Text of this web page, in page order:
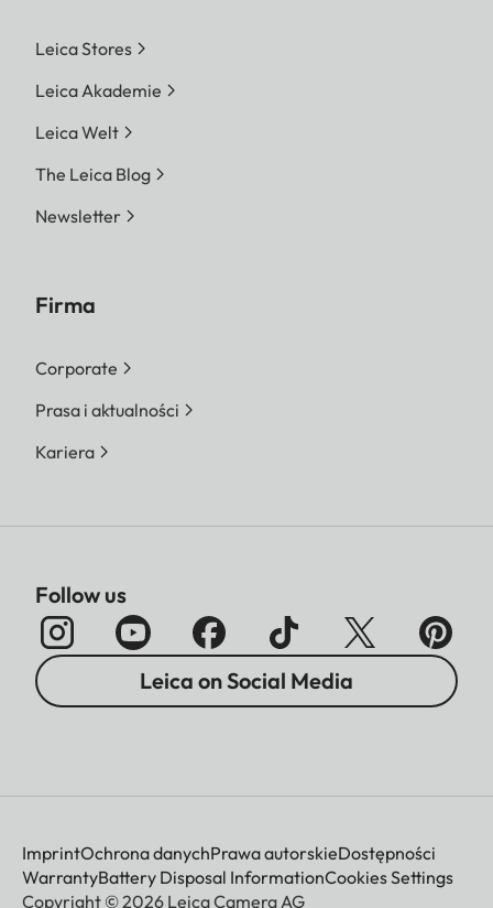
Leica Stores
Leica Akademie
Leica Welt
The Leica Blog
Newsletter
Firma
Corporate
Prasa i aktualności
Kariera
Follow us
Leica on Social Media
ImprintOchrona danychPrawa autorskieDostępności
WarrantyBattery Disposal InformationCookies Settings
Copyright © 2026 Leica Camera AG